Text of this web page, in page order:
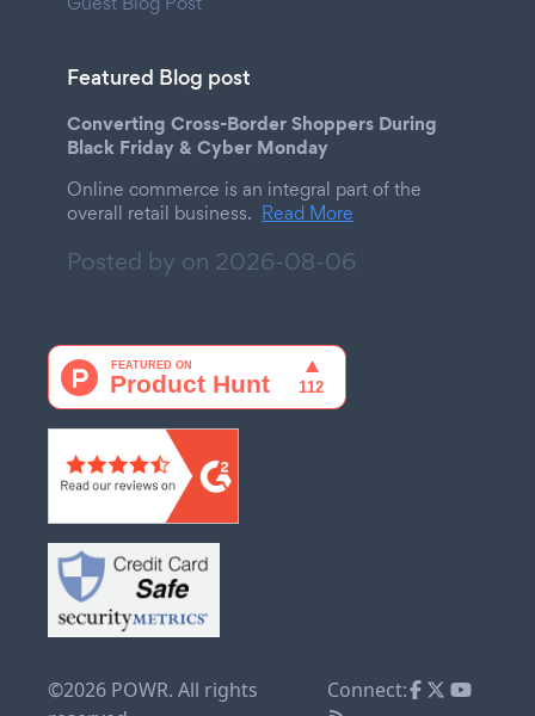
Featured Blog post
Converting Cross-Border Shoppers During
Black Friday & Cyber Monday
Online commerce is an integral part of the
overall retail business. Read More
Posted by on 2026-08-06
©2026 POWR. All rights
Connect: